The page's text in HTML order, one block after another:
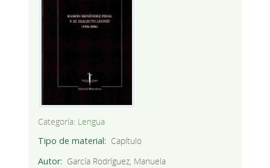
Categoría: Lengua
Tipo de material
Capítulo
Autor
García Rodríguez, Manuela